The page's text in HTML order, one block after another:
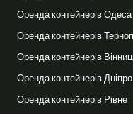
Оренда контейнерів Одеса
Оренда контейнерів
Оренда контейнерів
Оренда контейнерів Дніпро
Оренда контейнерів Рівне